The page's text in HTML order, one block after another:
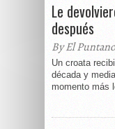
Le
después
By El
Un croata
década y
momento más